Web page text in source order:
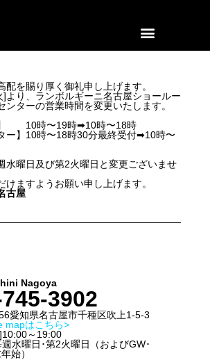
配を賜り厚く御礼申し上げます。
より、ランボルギーニ名古屋ショールー
ンターの営業時間を変更いたします。
】 10時〜19時➡10時〜18時
ー】10時〜18時30分最終受付➡10時〜
水曜日及び第2火曜日と変更ございませ
けますようお願い申し上げます。
古屋
Nagoya
3902
愛知県名古屋市千種区吹上1-5-3
mapはこちら>
～19:00
水曜日･第2火曜日（およびGW･
始）